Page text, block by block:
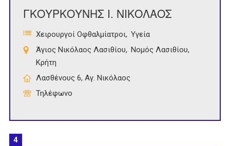
ΓΚΟΥΡΚΟΥΝΗΣ Ι. ΝΙΚΟΛΑΟΣ
Χειρουργοί Οφθαλμίατροι Υγεία
Άγιος Νικόλαος Λασιθίου
Νομός Λασιθίου
Κρήτη
Λασθένους 6, Αγ. Νικόλαος
Τηλέφωνο
4